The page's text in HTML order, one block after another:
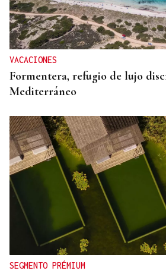
VACACIONES
Formentera, refugio de lujo
Mediterráneo
SEGMENTO PRÉMIUM